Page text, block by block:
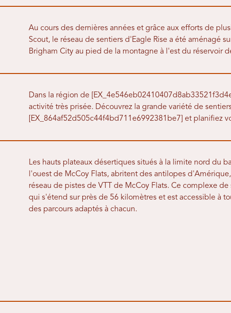
Au cours des dernières années et grâce aux efforts de
Scout, le réseau de sentiers d'Eagle Rise a été aménagé
Brigham City au pied de la montagne à l'est du réservoir
Dans la région de
activité très prisée. Découvrez la grande variété de
[EX_864af52d505c44f4bd711e6992381be7] et planifiez
Les hauts plateaux désertiques situés à la limite nord du
l'ouest de McCoy Flats, abritent des antilopes
réseau de pistes de VTT de McCoy Flats. Ce complexe
qui s'étend sur près de 56 kilomètres et est accessible à
des parcours adaptés à chacun.